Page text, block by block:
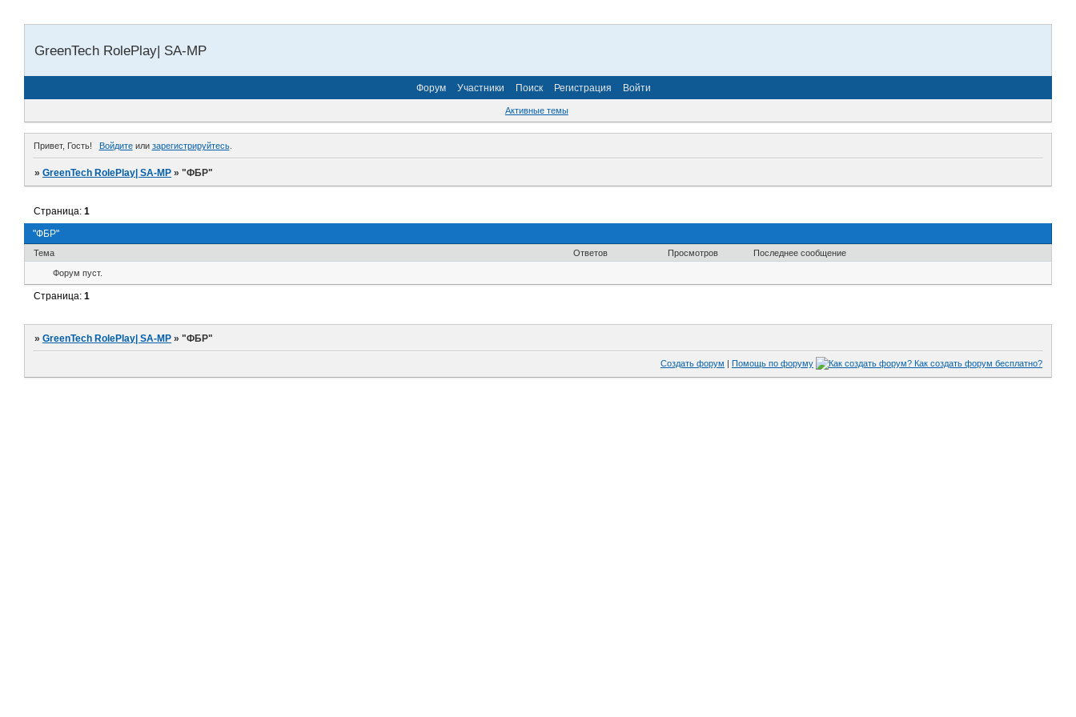
GreenTech RolePlay| SA-MP
Форум Участники Поиск Регистрация Войти
Активные темы
Привет, Гость! Войдитеили зарегистрируйтесь.
»GreenTech RolePlay| SA-MP »"ФБР"
"ФБР"
Страница:1
Тема Ответов Просмотров Последнее сообщение
Форум пуст.
Страница:1
»GreenTech RolePlay| SA-MP »"ФБР"
Создать форум Помощь по форуму